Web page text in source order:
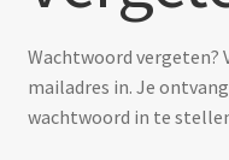
Haakgaren
Benodigheden
Wachtwoord vergeten?
mailadres in. Je
wachtwoord in te